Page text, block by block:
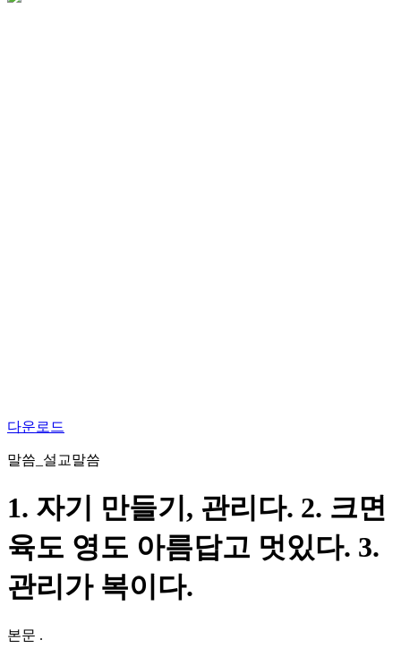
다운로드
말씀_설교말씀
1. 자기 만들기, 관리다. 2. 크면
육도 영도 아름답고 멋있다. 3.
관리가 복이다.
본문 .